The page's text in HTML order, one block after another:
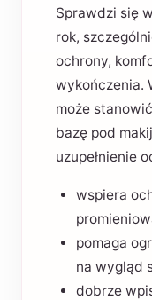
Sprawdzi się
rok,
ochrony,
wykończenia.
może
bazę pod
uzupełnienie
wspiera
pomaga
na wygląd
dobrze